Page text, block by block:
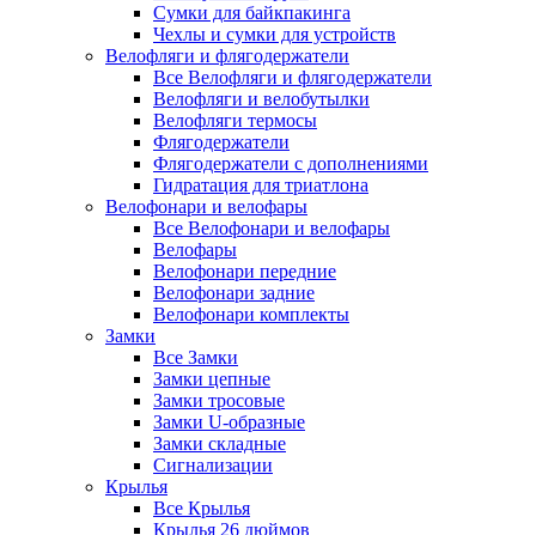
Сумки для байкпакинга
Чехлы и сумки для устройств
Велофляги и флягодержатели
Все Велофляги и флягодержатели
Велофляги и велобутылки
Велофляги термосы
Флягодержатели
Флягодержатели с дополнениями
Гидратация для триатлона
Велофонари и велофары
Все Велофонари и велофары
Велофары
Велофонари передние
Велофонари задние
Велофонари комплекты
Замки
Все Замки
Замки цепные
Замки тросовые
Замки U-образные
Замки складные
Сигнализации
Крылья
Все Крылья
Крылья 26 дюймов